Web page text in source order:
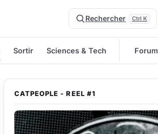
Rechercher Ctrl K
Sortir Sciences & Tech Forum
CATPEOPLE - REEL #1